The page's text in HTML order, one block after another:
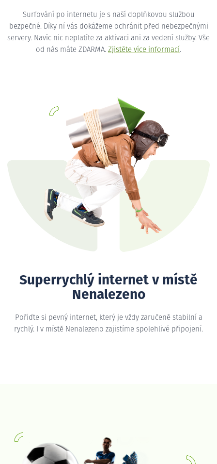
Surfování po internetu je s naší doplňkovou službou
bezpečné. Díky ní vás dokážeme ochránit před nebezpečnými
servery. Navíc nic neplatíte za aktivaci ani za vedení služby. Vše
od nás máte ZDARMA. Zjistěte více informací.
Superrychlý internet v místě
Nenalezeno
Pořiďte si pevný internet, který je vždy zaručeně stabilní a
rychlý. I v místě Nenalezeno zajistíme spolehlivé připojení.